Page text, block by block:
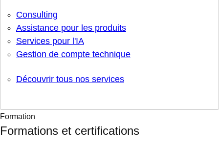
Consulting
Assistance pour les produits
Services pour l'IA
Gestion de compte technique
Découvrir tous nos services
Formation
Formations et certifications